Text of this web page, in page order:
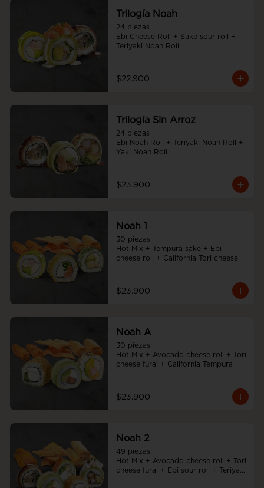
Trilogía Noah
24 piezas
Ebi Cheese Roll + Sake sour roll +
Teriyaki Noah Roll
$22.900
Trilogía Sin Arroz
24 piezas
Ebi Noah Roll + Teriyaki Noah Roll +
Yaki Noah Roll
$23.900
Noah 1
30 piezas
Hot Mix + Tempura sake + Ebi
cheese roll + California Tori cheese
$23.900
Noah A
30 piezas
Hot Mix + Avocado cheese roll + Tori
cheese furai + California Tempura
$23.900
Noah 2
49 piezas
Hot Mix + Avocado cheese roll + Tori
cheese furai + Ebi sour roll + Teriyaki